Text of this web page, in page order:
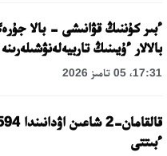
ءبىر كۇننىڭ قۋانىشى - بالا
بالالار ءۇيىنىڭ
17:31، 05 تامىز 2026
ءبىتتى